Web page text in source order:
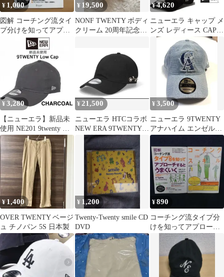
¥ 1,000
図解 コーチング流タイ
プ分けを知ってアプロ
ーチするとうまくいく
¥ 19,500
NONF TWENTY ボディ
クリーム 20周年記念限
¥4,620
ニューエラ キャップ メ
ンズ レディース CAP
920 手書き風ロゴ
9TWENTY Handwritten
Logo NEW ERA CAP 筆
記ロゴキャップ
¥ 3,280
【ニューエラ】新品未
使用 NE201 9twenty ロ
ゴ キャップ チャコール
¥ 21,500
ニューエラ HTCコラボ
NEW ERA 9TWENTY
キャップ
¥3,500
ニューエラ 9TWENTY
アナハイム エンゼルス
パステルブルー スカイ
ブルー
¥1,400
OVER TWENTY ベージ
ュ チノパン 5S 日本製
¥ 1,200
Twenty-Twenty smile CD
DVD
¥890
コーチング流タイプ分
けを知ってアプローチ
するとうまくいく コー
チングスキル 2冊